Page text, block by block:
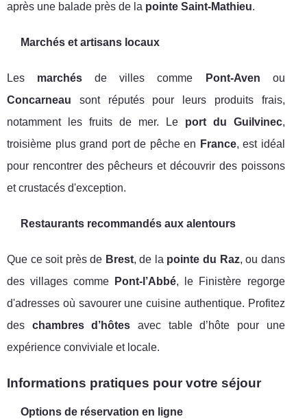
après une balade près de la pointe Saint-Mathieu.
Marchés et artisans locaux
Les marchés de villes comme Pont-Aven ou
Concarneau sont réputés pour leurs produits frais,
notamment les fruits de mer. Le port du Guilvinec,
troisième plus grand port de pêche en France, est idéal
pour rencontrer des pêcheurs et découvrir des poissons
et crustacés d'exception.
Restaurants recommandés aux alentours
Que ce soit près de Brest, de la pointe du Raz, ou dans
des villages comme
Pont-l’Abbé, le Finistère regorge
d'adresses où savourer une cuisine authentique. Profitez
des chambres d’hôtes avec table d’hôte pour une
expérience conviviale et locale.
Informations pratiques pour votre séjour
Options de réservation en ligne